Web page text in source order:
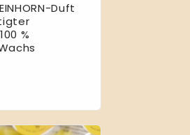
Duft
%